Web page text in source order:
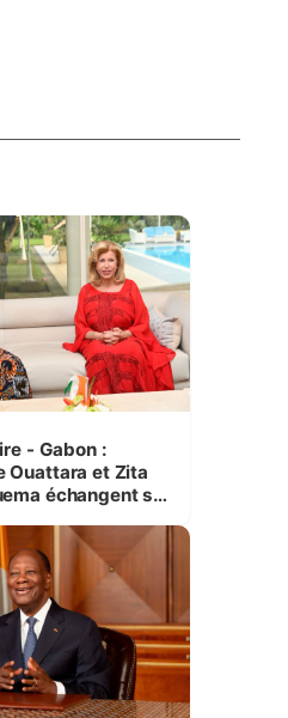
- Gabon :
Ouattara et Zita
échangent sur
des enfants